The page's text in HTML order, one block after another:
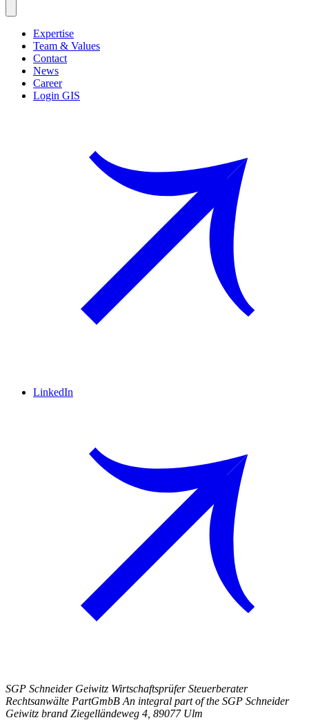
Expertise
Team & Values
Contact
News
Career
Login GIS
LinkedIn
SGP Schneider Geiwitz Wirtschaftsprüfer Steuerberater
Rechtsanwälte PartGmbB An integral part of the SGP Schneider
Geiwitz brand Ziegelländeweg 4, 89077 Ulm